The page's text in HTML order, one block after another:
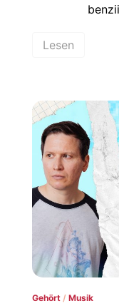
Lesen
Gehört/ Musik